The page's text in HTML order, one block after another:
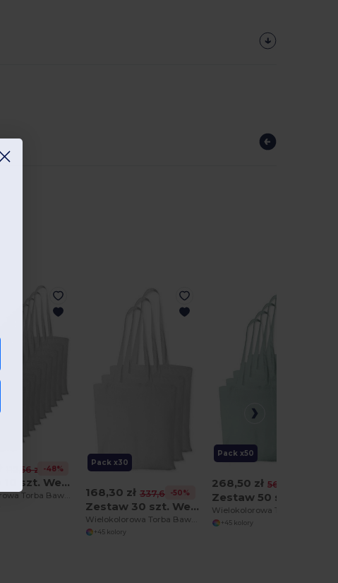
112,56 zł -48%
Zestaw 10 szt. Westford mill WM101
Pack x30
168,30 zł 337,68 zł
-50%
Zestaw 30 szt. Westford mill WM101
Wielokolorowa Torba Bawełniana na Ramię
+45 kolory
Pack x50
268,50 zł 562,80 zł
+45 kolory